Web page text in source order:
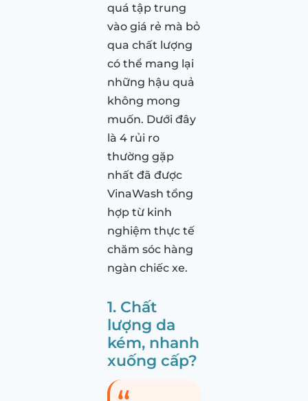
quá tập trung
vào giá rẻ mà bỏ
qua chất lượng
có thể mang lại
những hậu quả
không mong
muốn. Dưới đây
là 4 rủi ro
thường gặp
nhất đã được
VinaWash tổng
hợp từ kinh
nghiệm thực tế
chăm sóc hàng
ngàn chiếc xe.
1. Chất
lượng da
kém, nhanh
xuống cấp?